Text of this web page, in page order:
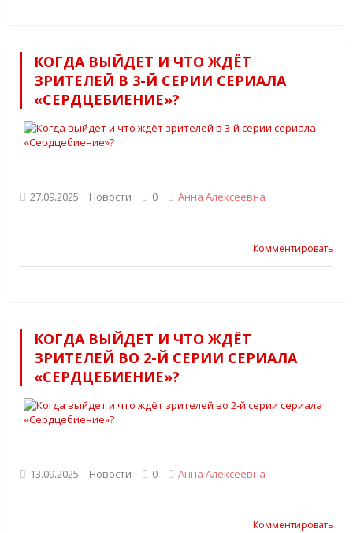
КОГДА ВЫЙДЕТ И ЧТО ЖДЁТ
ЗРИТЕЛЕЙ В 3-Й СЕРИИ СЕРИАЛА
«СЕРДЦЕБИЕНИЕ»?
27.09.2025 Новости 0 Анна Алексеевна
Комментировать
КОГДА ВЫЙДЕТ И ЧТО ЖДЁТ
ЗРИТЕЛЕЙ ВО 2-Й СЕРИИ СЕРИАЛА
«СЕРДЦЕБИЕНИЕ»?
13.09.2025 Новости 0 Анна Алексеевна
Комментировать